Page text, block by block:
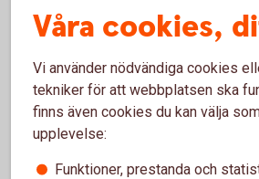
Kan vi ha samma nummer för
Finns det någon
Handel?
Finns det något
Våra cookies,
Vi använder nödvändiga cookies
tekniker för att webbplatsen ska
finns även cookies du kan välja
upplevelse:
Funktioner, prestanda och